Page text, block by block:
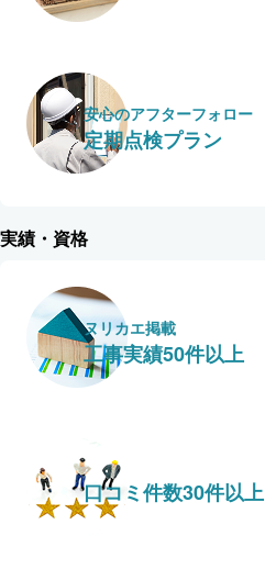
安心のアフターフォロー
定期点検プラン
実績・資格
ヌリカエ掲載
工事実績50件以上
口コミ件数30件以上